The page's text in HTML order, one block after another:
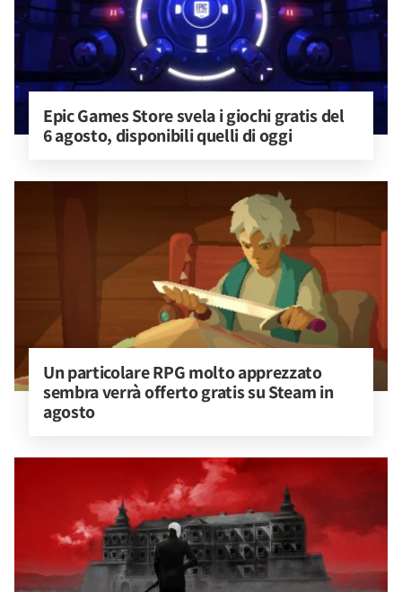
Epic Games Store svela i giochi gratis del
6 agosto, disponibili quelli di oggi
Un particolare RPG molto apprezzato
sembra verrà offerto gratis su Steam in
agosto